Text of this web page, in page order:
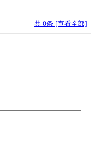
共 0条 [查看全部]